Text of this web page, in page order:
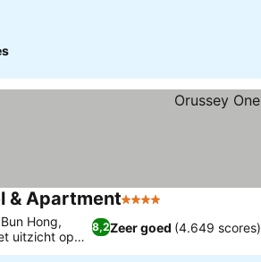
& Apartment4 Sterren
8,2Zeer goed (4.649 scores)
Hong,
uitzicht op